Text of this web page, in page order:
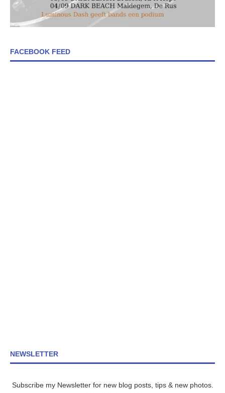
FACEBOOK FEED
NEWSLETTER
Subscribe my Newsletter for new blog posts, tips & new photos.